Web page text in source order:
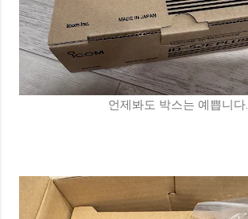
언제봐도 박스는 예쁩니다.